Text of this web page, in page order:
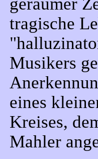
tragische
Musikers
eines
Kreises,
Mahler